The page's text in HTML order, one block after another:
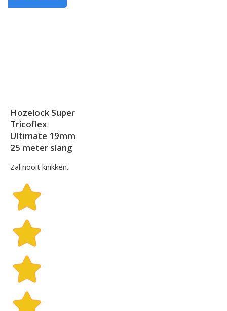
Hozelock Super
Tricoflex
Ultimate 19mm
25 meter slang
Zal nooit knikken.